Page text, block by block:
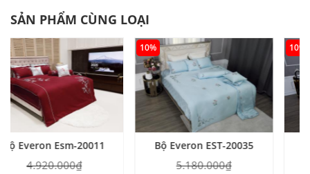
SẢN PHẨM CÙNG LOẠI
10%
Bộ Everon EST-20035
10%
Bộ Everon EST-